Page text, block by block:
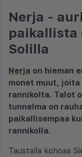
Nerja -
paikallista
Solilla
Nerja on hieman
monet muut,
rannikolta. Talot
tunnelma on
paikallisempaa
rannikolla.
Taustalla kohoaa